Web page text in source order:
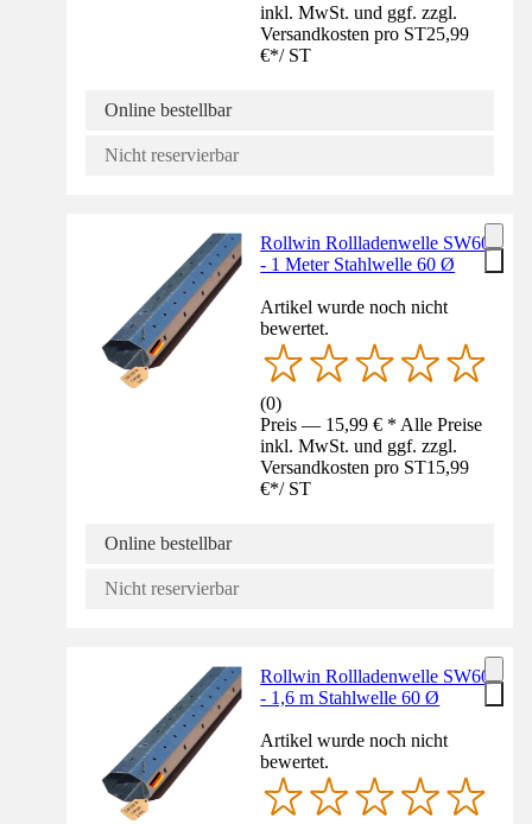
inkl. MwSt. und ggf. zzgl.
Versandkosten pro ST25,99
€*/ ST
Online bestellbar
Nicht reservierbar
Rollwin Rollladenwelle SW60
- 1 Meter Stahlwelle 60 Ø
Artikel wurde noch nicht
bewertet.
(0)
Preis — 15,99 € * Alle Preise
inkl. MwSt. und ggf. zzgl.
Versandkosten pro ST15,99
€*/ ST
Online bestellbar
Nicht reservierbar
Rollwin Rollladenwelle SW60
- 1,6 m Stahlwelle 60 Ø
Artikel wurde noch nicht
bewertet.